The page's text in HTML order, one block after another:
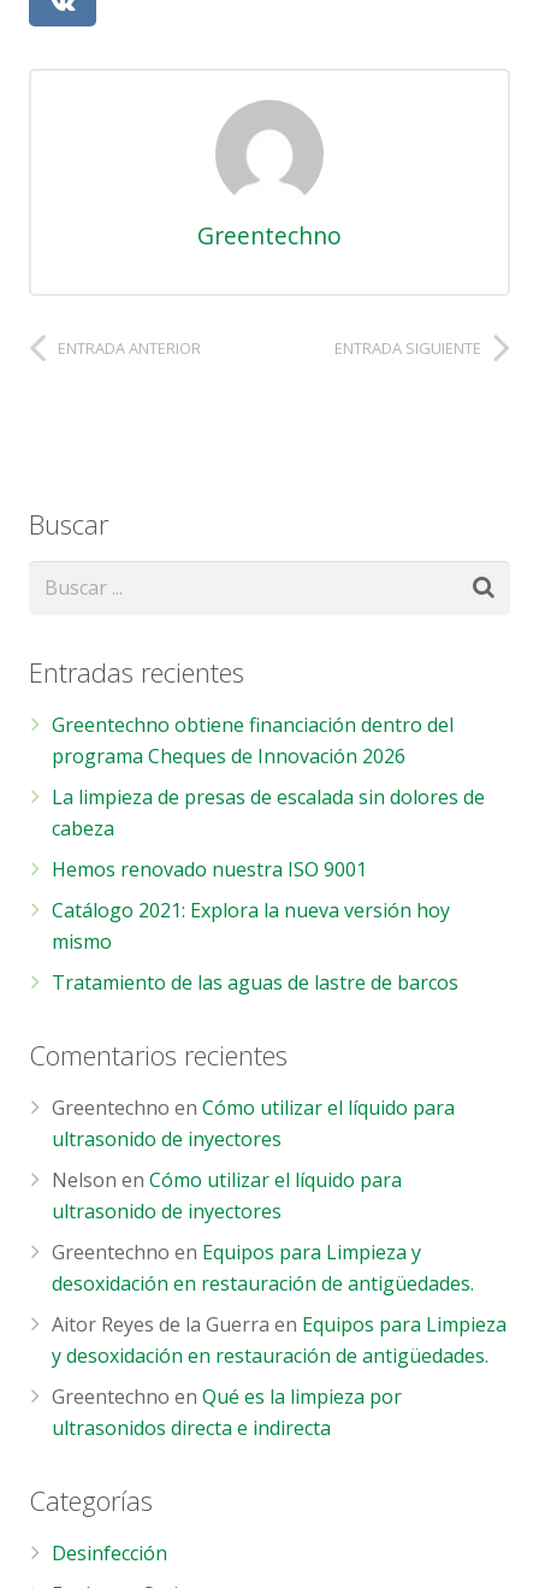
Greentechno
ENTRADA ANTERIOR ENTRADA SIGUIENTE
Buscar
Entradas recientes
Greentechno obtiene financiación dentro del
programa Cheques de Innovación 2026
La limpieza de presas de escalada sin dolores de
cabeza
Hemos renovado nuestra ISO 9001
Catálogo 2021: Explora la nueva versión hoy
mismo
Tratamiento de las aguas de lastre de barcos
Comentarios recientes
Greentechno enCómo utilizar el líquido para
ultrasonido de inyectores
Nelson enCómo utilizar el líquido para
ultrasonido de inyectores
Greentechno en Equipos para Limpieza y
desoxidación en restauración de antigüedades.
Aitor Reyes de la Guerra en Equipos para Limpieza
y desoxidación en restauración de antigüedades.
Greentechno enQué es la limpieza por
ultrasonidos directa e indirecta
Categorías
Desinfección